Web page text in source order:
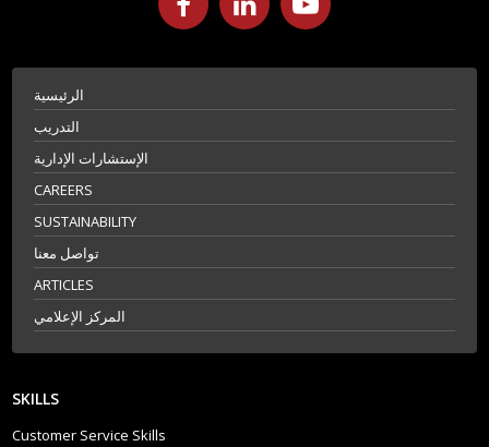
الرئيسية
التدريب
الإستشارات الإدارية
CAREERS
SUSTAINABILITY
تواصل معنا
ARTICLES
المركز الإعلامي
SKILLS
Customer Service Skills